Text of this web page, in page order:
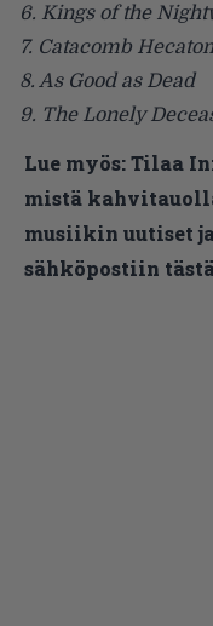
6. Kings of the
7. Catacomb
8. As Good as Dead
9. The Lonely
Lue myös:Tilaa
mistä
musiikin uutiset
sähköpostiin